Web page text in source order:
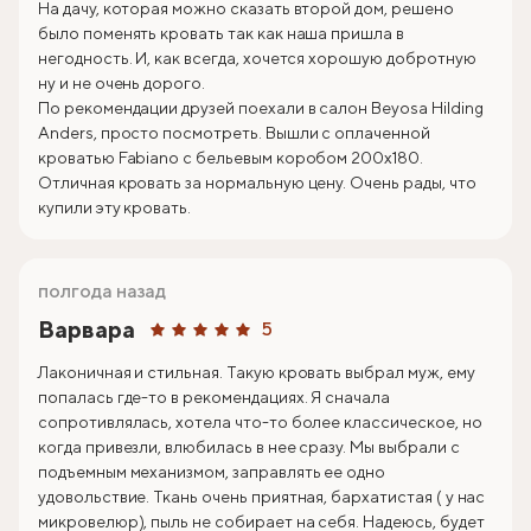
На дачу, которая можно сказать второй дом, решено
было поменять кровать так как наша пришла в
негодность. И, как всегда, хочется хорошую добротную
ну и не очень дорого.
По рекомендации друзей поехали в салон Beyosa Hilding
Anders, просто посмотреть. Вышли с оплаченной
кроватью Fabiano с бельевым коробом 200х180.
Отличная кровать за нормальную цену. Очень рады, что
купили эту кровать.
Варвара 5
полгода назад
Лаконичная и стильная. Такую кровать выбрал муж, ему
попалась где-то в рекомендациях. Я сначала
сопротивлялась, хотела что-то более классическое, но
когда привезли, влюбилась в нее сразу. Мы выбрали с
подъемным механизмом, заправлять ее одно
удовольствие. Ткань очень приятная, бархатистая ( у нас
микровелюр), пыль не собирает на себя. Надеюсь, будет